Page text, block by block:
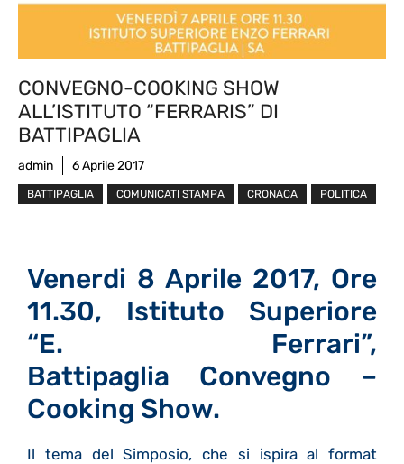
CONVEGNO-COOKING SHOW
ALL’ISTITUTO “FERRARIS” DI
BATTIPAGLIA
admin 6 Aprile 2017
BATTIPAGLIA COMUNICATI STAMPA CRONACA POLITICA
Venerdi 8 Aprile 2017, Ore
11.30, Istituto Superiore
“E. Ferrari”,
Battipaglia
Convegno –
Cooking Show.
Il tema del Simposio, che si ispira al format